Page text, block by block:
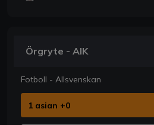
Örgryte - AIK
Fotboll - Allsvenskan
1 asian +0